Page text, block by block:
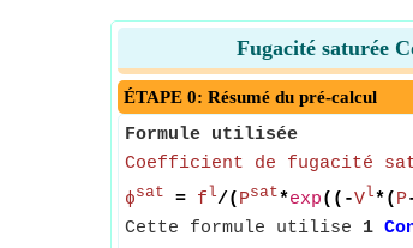
Fugacité saturée
ÉTAPE 0: Résumé du pré-calcul
Formule utilisée
Coefficient de fugacité
ϕsat = f l/( Psat*exp((-V l*( P
Cette formule utilise 1